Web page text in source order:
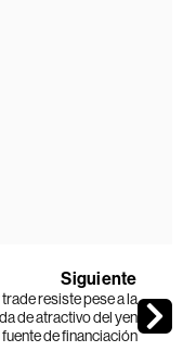
Siguiente
resiste pese a la
de atractivo del yen
de financiación